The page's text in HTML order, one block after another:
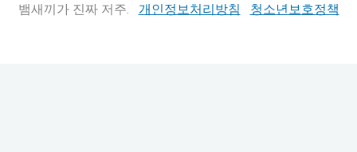
뱀새끼가 진짜 저주. 개인정보처리방침 청소년보호정책